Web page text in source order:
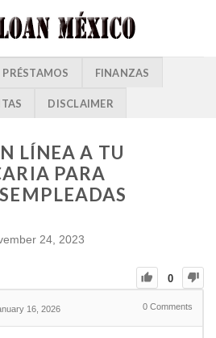
PRÉSTAMOS FINANZAS
DISCLAIMER
LÍNEA A TU
PARA
24, 2023
0
16, 2026 0 Comments